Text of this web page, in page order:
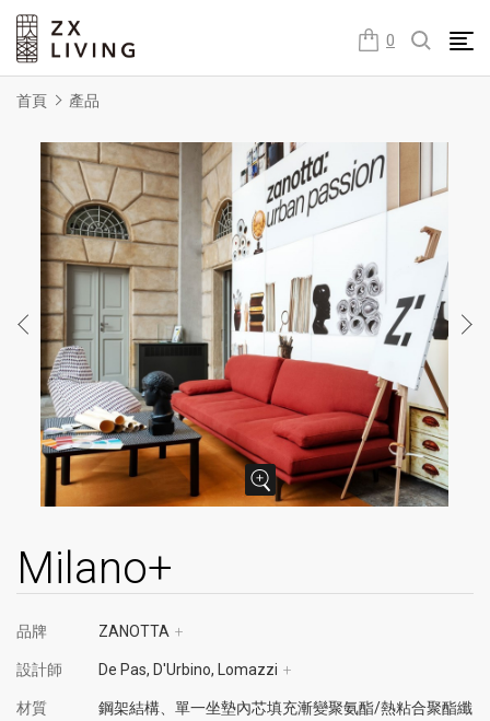
0
朕璽國際ZX LIVING官方網站
首頁 產品
Milano+
品牌 ZANOTTA +
設計師 De Pas, D'Urbino, Lomazzi +
材質
鋼架結構、單一坐墊內芯填充漸變聚氨酯/熱粘合聚酯纖